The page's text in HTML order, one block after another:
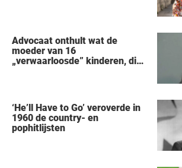
Advocaat onthult wat de
moeder van 16
„verwaarloosde” kinderen, die
‘He’ll Have to Go’ veroverde in
1960 de country- en
pophitlijsten